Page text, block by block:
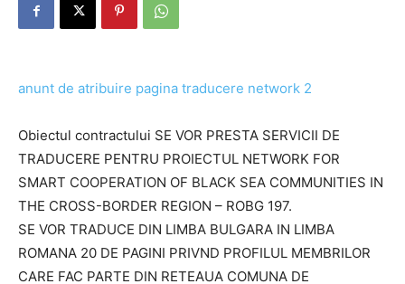
anunt de atribuire pagina traducere network 2
Obiectul contractului SE VOR PRESTA SERVICII DE
TRADUCERE PENTRU PROIECTUL NETWORK FOR
SMART COOPERATION OF BLACK SEA COMMUNITIES IN
THE CROSS-BORDER REGION – ROBG 197.
SE VOR TRADUCE DIN LIMBA BULGARA IN LIMBA
ROMANA 20 DE PAGINI PRIVND PROFILUL MEMBRILOR
CARE FAC PARTE DIN RETEAUA COMUNA DE